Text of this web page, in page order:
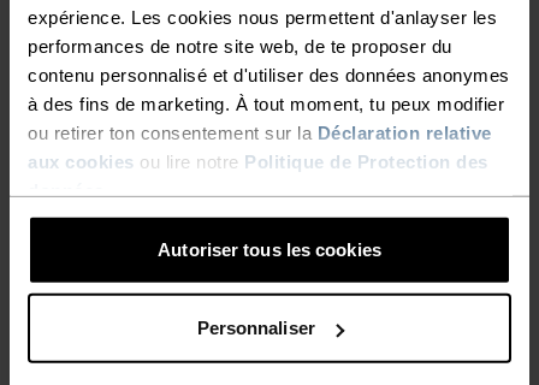
expérience. Les cookies nous permettent d'anlayser les
performances de notre site web, de te proposer du
contenu personnalisé et d'utiliser des données anonymes
à des fins de marketing. À tout moment, tu peux modifier
ou retirer ton consentement sur la Déclaration relative
aux cookies ou lire notre Politique de Protection des
Autoriser tous les cookies
Personnaliser
-20%
Promos d’été
% % %
Chaussettes basses
CHF 11.20CHF 14.00
-20%
Promos d’été
% % %
Socquettes Essential
CHF 12.80CHF 16.00
Promos d’été
CHAUSSETES, REVISITÉES.
Découvre nos nouvaux designs : maintien cibé,